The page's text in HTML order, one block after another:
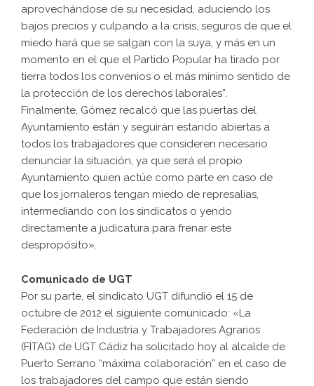
aprovechándose de su necesidad, aduciendo los
bajos precios y culpando a la crisis, seguros de que el
miedo hará que se salgan con la suya, y más en un
momento en el que el Partido Popular ha tirado por
tierra todos los convenios o el más mínimo sentido de
la protección de los derechos laborales”.
Finalmente, Gómez recalcó que las puertas del
Ayuntamiento están y seguirán estando abiertas a
todos los trabajadores que consideren necesario
denunciar la situación, ya que será el propio
Ayuntamiento quien actúe como parte en caso de
que los jornaleros tengan miedo de represalias,
intermediando con los sindicatos o yendo
directamente a judicatura para frenar este
despropósito».
Comunicado de UGT
Por su parte, el sindicato UGT difundió el 15 de
octubre de 2012 el siguiente comunicado: «La
Federación de Industria y Trabajadores Agrarios
(FITAG) de UGT Cádiz ha solicitado hoy al alcalde de
Puerto Serrano “máxima colaboración” en el caso de
los trabajadores del campo que están siendo